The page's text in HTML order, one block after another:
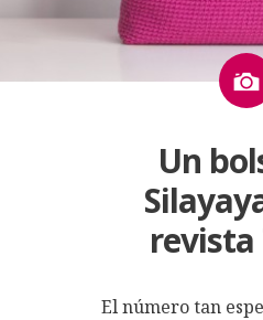
Un
revista
El número tan